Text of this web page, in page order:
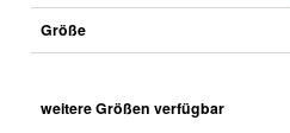
Größe
weitere Größen verfügbar